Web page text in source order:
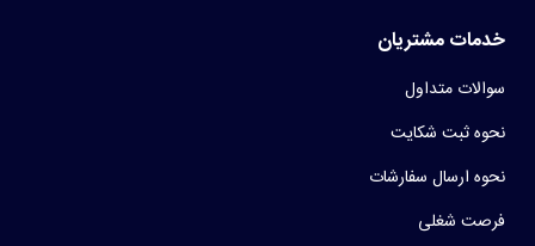
خدمات مشتریان
سوالات متداول
نحوه ثبت شکایت
نحوه ارسال سفارشات
فرصت شغلی